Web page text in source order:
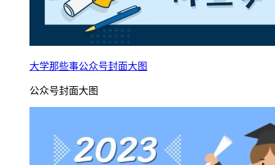
大学那些事公众号封面大图
公众号封面大图